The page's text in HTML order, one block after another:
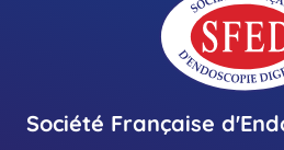
Société Française